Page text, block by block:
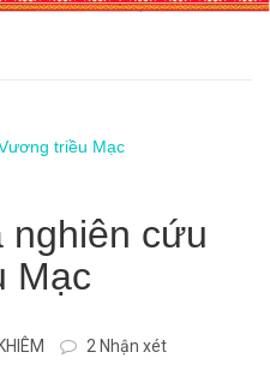
triều Mạc
nghiên cứu
Mạc
2 Nhận xét